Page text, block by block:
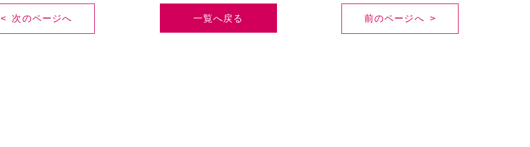
< 次のページへ 一覧へ戻る 前のページへ >